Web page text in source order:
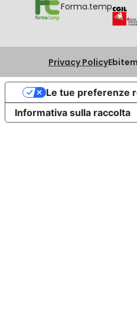
Forma.temp
Privacy Policy
Informativa sulla raccolta
Le tue preferenze